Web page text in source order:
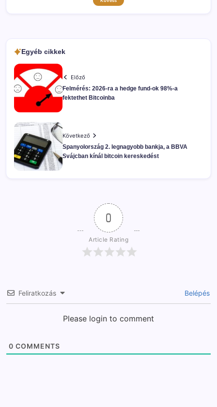
Egyéb cikkek
Előző
Felmérés: 2026-ra a hedge fund-ok 98%-a
fektethet Bitcoinba
Következő
Spanyolország 2. legnagyobb bankja, a BBVA
Svájcban kínál bitcoin kereskedést
0
Article Rating
Feliratkozás Belépés
Please login to comment
0 COMMENTS